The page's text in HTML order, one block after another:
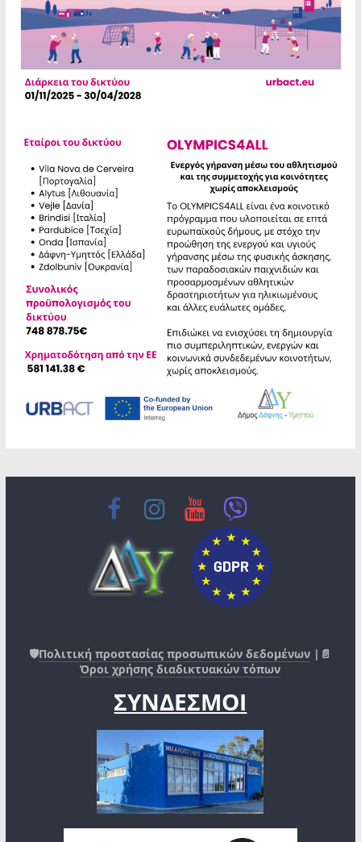
🛡️Πολιτική προστασίας προσωπικών δεδομένων |📄
Όροι χρήσης διαδικτυακών τόπων
ΣΥΝΔΕΣΜΟΙ